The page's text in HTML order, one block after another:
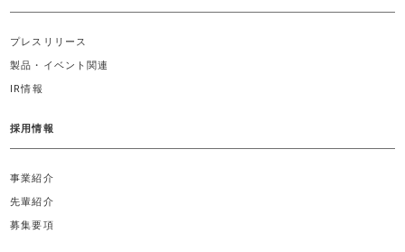
プレスリリース
製品・イベント関連
IR情報
採用情報
事業紹介
先輩紹介
募集要項